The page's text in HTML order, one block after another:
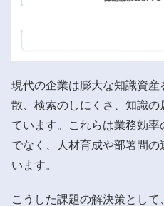
現代の企業は膨大な知識資
散、検索のしにくさ、知識
ています。これらは業務効
でなく、人材育成や部署間
います。
こうした課題の解決策として